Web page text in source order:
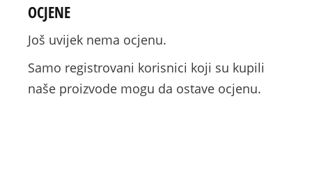
OCJENE
Još uvijek nema ocjenu.
Samo registrovani korisnici koji su kupili
naše proizvode mogu da ostave ocjenu.